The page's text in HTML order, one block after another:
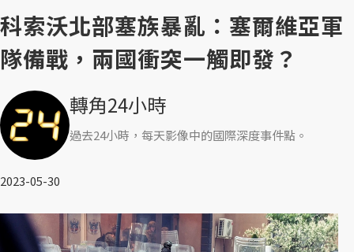
科索沃北部塞族暴亂：塞爾維亞軍
隊備戰，兩國衝突一觸即發？
轉角24小時
過去24小時，每天影像中的國際深度事件點。
2023-05-30